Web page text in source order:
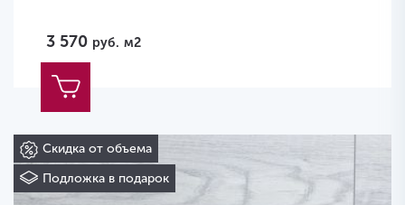
3 570 руб. м2
Скидка от объема
Подложка в подарок